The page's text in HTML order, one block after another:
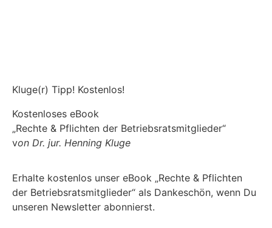
Kluge(r) Tipp! Kostenlos!
Kostenloses eBook
„Rechte & Pflichten der Betriebsratsmitglieder“
von Dr. jur. Henning Kluge
Erhalte kostenlos unser eBook „Rechte & Pflichten
der Betriebsratsmitglieder“ als Dankeschön, wenn Du
unseren Newsletter abonnierst.